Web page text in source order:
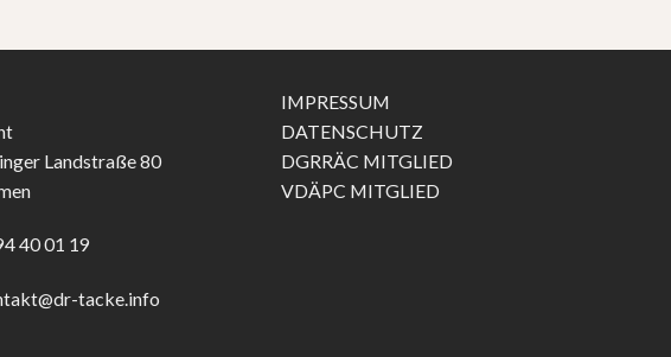
Landstraße 80
40 01 19
tacke.info
IMPRESSUM
DATENSCHUTZ
DGRRÄC MITGLIED
VDÄPC MITGLIED